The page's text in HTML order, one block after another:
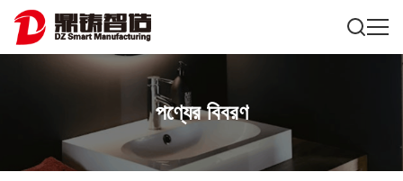
পণ্যের বিবরণ